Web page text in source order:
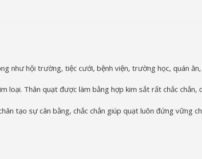
như hội trường, tiệc cưới, bệnh viện, trường học, quán
loại. Thân quạt được làm bằng hợp kim sắt rất chắc chắn,
tạo sự cân bằng, chắc chắn giúp quạt luôn đứng vững